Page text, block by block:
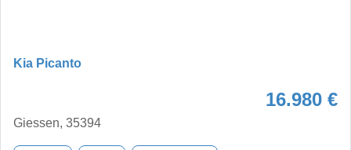
Kia Picanto
16.980 €
Giessen, 35394